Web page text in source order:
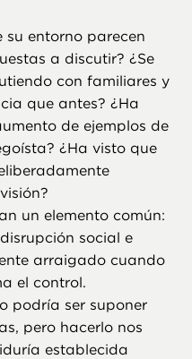
su entorno parecen
a discutir? ¿Se
con familiares y
que antes? ¿Ha
de ejemplos de
¿Ha visto que
un elemento común:
social e
arraigado cuando
el control.
podría ser suponer
pero hacerlo nos
establecida